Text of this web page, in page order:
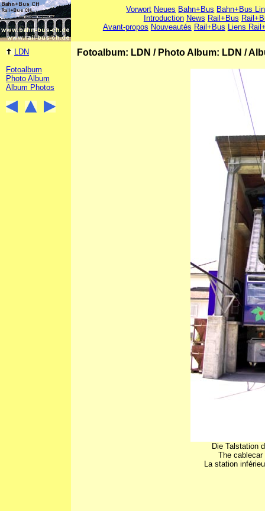
Vorwort Neues Bahn+Bus Bahn+Bus
Introduction News Rail+Bus
Avant-propos Nouveautés Rail+Bus Liens
LDN
Fotoalbum
Photo Album
Album Photos
Fotoalbum: LDN / Photo Album: LDN /
Die Talstation
The
La station